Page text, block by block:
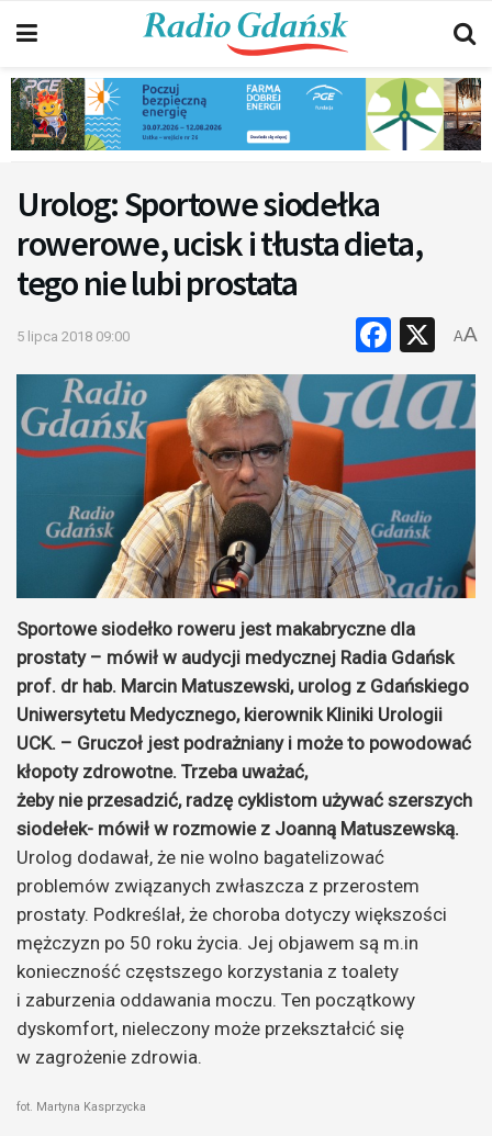
Urolog: Sportowe siodełka
rowerowe, ucisk i tłusta dieta,
tego nie lubi prostata
5 lipca 2018 09:00 X
AA
Sportowe siodełko roweru jest makabryczne dla
prostaty – mówił w audycji medycznej Radia Gdańsk
prof. dr hab. Marcin Matuszewski, urolog z Gdańskiego
Uniwersytetu Medycznego, kierownik Kliniki Urologii
UCK. – Gruczoł jest podrażniany i może to powodować
kłopoty zdrowotne. Trzeba uważać,
żeby nie przesadzić, radzę cyklistom używać szerszych
siodełek- mówił w rozmowie z Joanną Matuszewską.
Urolog dodawał, że nie wolno bagatelizować
problemów związanych zwłaszcza z przerostem
prostaty. Podkreślał, że choroba dotyczy większości
mężczyzn po 50 roku życia. Jej objawem są m.in
konieczność częstszego korzystania z toalety
i zaburzenia oddawania moczu. Ten początkowy
dyskomfort, nieleczony może przekształcić się
w zagrożenie zdrowia.
fot. Martyna Kasprzycka